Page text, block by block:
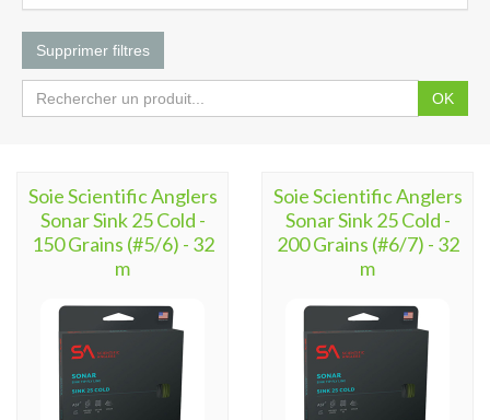
Supprimer filtres
OK
Soie Scientific Anglers
Sonar Sink 25 Cold -
150 Grains (#5/6) - 32
m
Soie Scientific Anglers
Sonar Sink 25 Cold -
200 Grains (#6/7) - 32
m